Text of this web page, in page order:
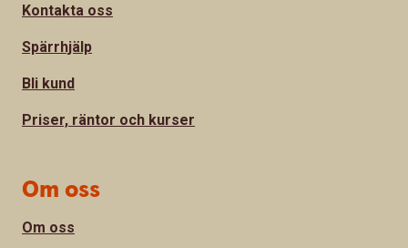
Kontakta oss
Spärrhjälp
Bli kund
Priser, räntor och kurser
Om oss
Om oss